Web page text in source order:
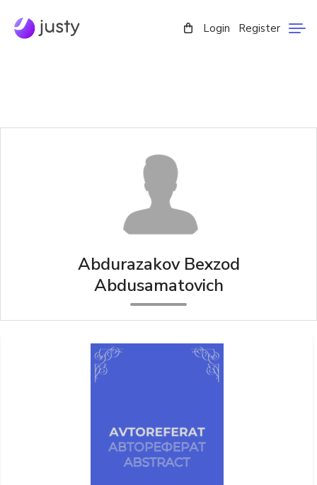
Login Register
Abdurazakov Bexzod
Abdusamatovich